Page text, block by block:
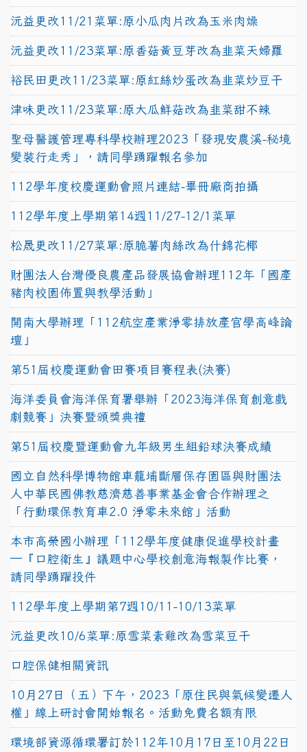
沅益更改11/21菜單:原小瓜肉片改為玉米肉燥
沅益更改11/23菜單:原香菇黃豆芽改為韭菜天婦羅
裕民田更改11/23菜單:原紅絲炒蛋改為韭菜炒豆干
津味更改11/23菜單:原大瓜鮮菇改為韭菜甜不辣
聖母醫護管理專科學校辦理2023「發現安農溪-秘境
變裝行走秀」，請同學踴躍報名參加
112學年度校慶運動會照片連結-畢冊廠商拍攝
112學年度上學期第14週11/27-12/1菜單
松晟更改11/27菜單:原脆薯肉絲改為什錦花椰
財團法人台灣優良農產品發展協會辦理112年「國產
豬肉校園佈置與教學活動」
開南大學辦理「112航空產業淨零排放產官學高峰論
壇」
第51屆校慶運動會田賽項目賽程表(決賽)
海洋委員會海洋保育署舉辦「2023海洋保育創意戲
劇競賽」決賽暨頒獎典禮
第51屆校慶暨運動會九年級男生組鉛球決賽成績
國立自然科學博物館車籠埔斷層保存園區與財團法
人中華民國佛教慈濟慈善事業基金會合作辦理之
「行動環保教育車2.0 淨零未來館」活動
本市高榮國小辦理「112學年度健康促進學校計畫
─『口腔衛生』議題中心學校創意海報製作比賽，
請同學踴躍投件
112學年度上學期第7週10/11-10/13菜單
沅益更改10/6菜單:原雪菜素雞改為雪菜豆干
口腔保健相關資訊
10月27日（五）下午，2023「原住民與氣候變遷人
權」線上研討會開始報名。活動免費名額有限
環境部資源循環署訂於112年10月17日至10月22日